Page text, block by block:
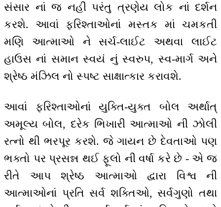
સંસાર નાં જ નહીં પરંતુ ત્રણેય લોક નાં દર્શન
કરશે. આવાં ફરિશ્તાઓનાં મસ્તક માં ચમકતી
મણિ આત્માઓ ને સર્ચ-લાઈટ અથવા લાઈટ
હાઉસ નાં સમાન સ્વયં નું સ્વરુપ, સ્વ-માર્ગ અને
શ્રેષ્ઠ મંઝિલ નો સ્પષ્ટ સાક્ષાત્કાર કરાવશે.
આવાં ફરિશ્તાઓનાં યુક્તિ-યુક્ત બોલ અર્થાત્
અમૂલ્ય બોલ, દરેક ભિખારી આત્માઓ ની ઝોલી
રત્નો થી ભરપૂર કરશે. જે ગાયન છે દેવતાઓ પણ
ભક્તો પર પ્રસન્ન થઈ ફૂલો ની વર્ષા કરે છે - એ જ
રીતે આપ શ્રેષ્ઠ આત્માઓ દ્વારા વિશ્વ ની
આત્માઓનાં પ્રતિ સર્વ શક્તિઓ, સર્વગુણો તથા